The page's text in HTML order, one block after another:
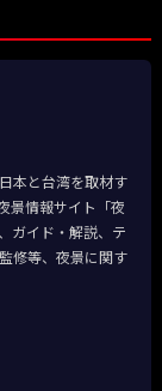
本と台湾を取材す
景情報サイト「夜
ガイド・解説、テ
修等、夜景に関す